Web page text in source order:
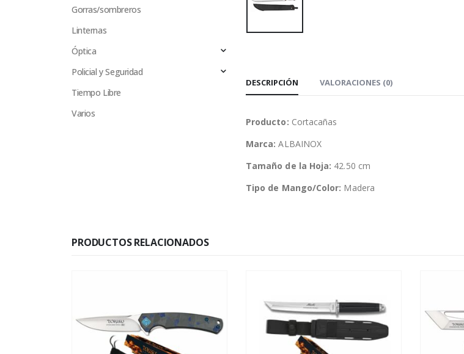
DESCRIPCIÓN VALORACIONES (0)
Producto: Cortacañas
Marca: ALBAINOX
Tamaño de la Hoja: 42.50 cm
Tipo de Mango/Color: Madera
Gorras/sombreros
Linternas
Óptica
Policial y Seguridad
Tiempo Libre
Varios
PRODUCTOS RELACIONADOS